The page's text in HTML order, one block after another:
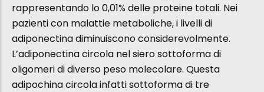
rappresentando lo 0,01% delle proteine totali. Nei
pazienti con malattie metaboliche, i livelli di
adiponectina diminuiscono considerevolmente.
L’adiponectina circola nel siero sottoforma di
oligomeri di diverso peso molecolare. Questa
adipochina circola infatti sottoforma di tre